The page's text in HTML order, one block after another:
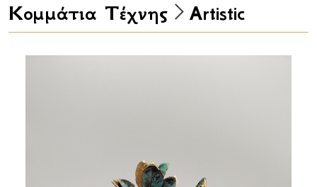
Κομμάτια Τέχνης Artistic